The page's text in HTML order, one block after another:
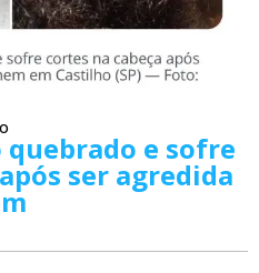
e sofre
ser agredida